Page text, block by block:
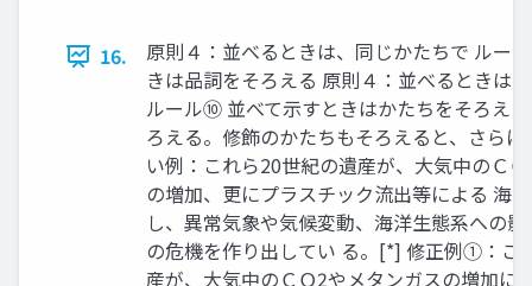
16.
原則４：並べるときは、同じかたちで ルー
きは品詞をそろえる 原則４：並べるときは
ルール⑩ 並べて示すときはかたちをそろえ
ろえる。修飾のかたちもそろえると、さら
い例：これら20世紀の遺産が、大気中のＣ
の増加、更にプラスチック流出等による 海
し、異常気象や気候変動、海洋生態系への
の危機を作り出してい る。[*] 修正例①：こ
産が、大気中のＣＯ2やメタンガスの増加に